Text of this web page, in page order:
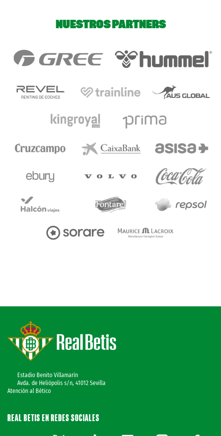
NUESTROS PARTNERS
Estadio Benito Villamarín
Avda. de Heliópolis s/n, 41012 Sevilla
Atención al Bético
REAL BETIS EN REDES SOCIALES